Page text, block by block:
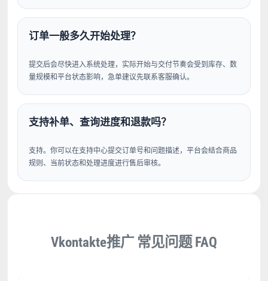
订单一般多久开始处理？
提交后会尽快进入系统处理，实际开始与交付节奏会受到库存、数
量规模和平台状态影响，急单建议先联系客服确认。
支持补单、查询进度和退款吗？
支持。你可以在支持中心提交订单号和问题描述，平台会结合商品
规则、当前状态和处理进度进行售后审核。
Vkontakte推广 常见问题 FAQ